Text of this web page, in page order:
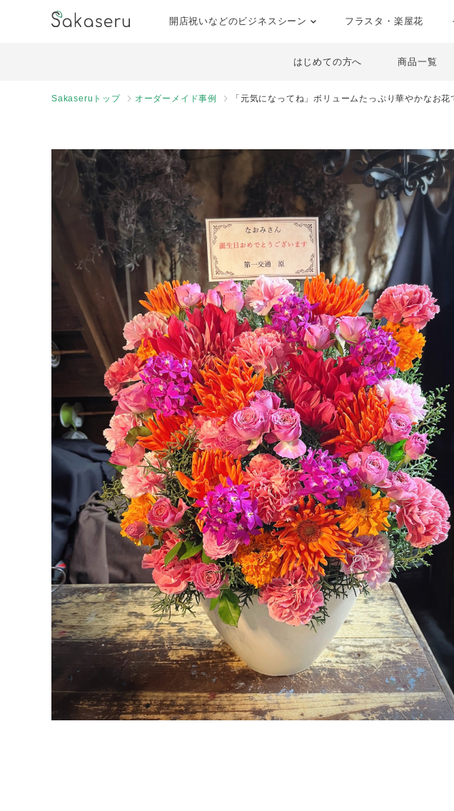
開店祝いなどのビジネスシーン フラスタ・楽屋花
はじめての方へ 商品一覧
Sakaseruトップ オーダーメイド事例 「元気になってね」ボリュームたっぷり華やかなお